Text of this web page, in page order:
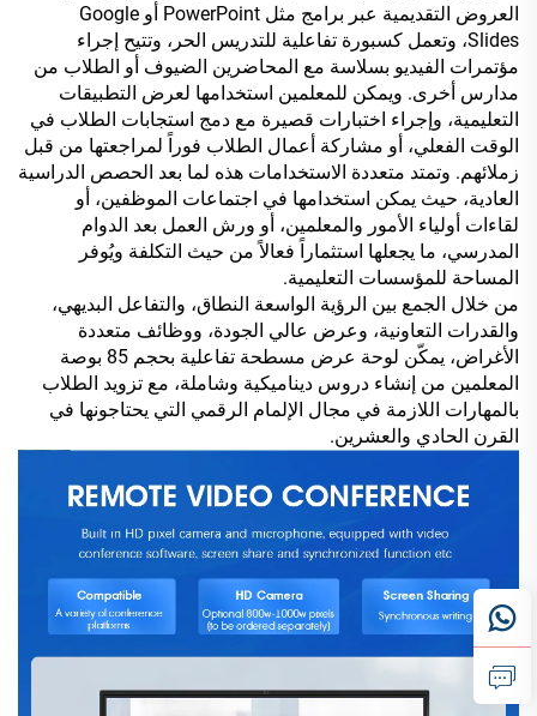
العروض التقديمية عبر برامج مثل PowerPoint أو Google
Slides، وتعمل كسبورة تفاعلية للتدريس الحر، وتتيح إجراء
مؤتمرات الفيديو بسلاسة مع المحاضرين الضيوف أو الطلاب من
مدارس أخرى. ويمكن للمعلمين استخدامها لعرض التطبيقات
التعليمية، وإجراء اختبارات قصيرة مع دمج استجابات الطلاب في
الوقت الفعلي، أو مشاركة أعمال الطلاب فوراً لمراجعتها من قبل
زملائهم. وتمتد متعددة الاستخدامات هذه لما بعد الحصص الدراسية
العادية، حيث يمكن استخدامها في اجتماعات الموظفين، أو
لقاءات أولياء الأمور والمعلمين، أو ورش العمل بعد الدوام
المدرسي، ما يجعلها استثماراً فعالاً من حيث التكلفة ويُوفر
المساحة للمؤسسات التعليمية.
من خلال الجمع بين الرؤية الواسعة النطاق، والتفاعل البديهي،
والقدرات التعاونية، وعرض عالي الجودة، ووظائف متعددة
الأغراض، يمكّن لوحة عرض مسطحة تفاعلية بحجم 85 بوصة
المعلمين من إنشاء دروس ديناميكية وشاملة، مع تزويد الطلاب
بالمهارات اللازمة في مجال الإلمام الرقمي التي يحتاجونها في
القرن الحادي والعشرين.